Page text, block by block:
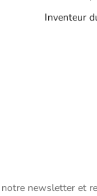
Inventeur
newsletter et